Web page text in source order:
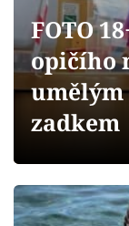
Videa
Sledujte
Sledujte nás
FOTO
opičího
umělým
zadkem